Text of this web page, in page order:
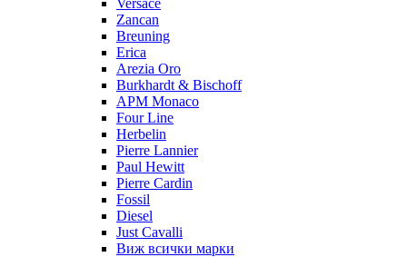
Zancan
Breuning
Erica
Arezia Oro
Burkhardt & Bischoff
APM Monaco
Four Line
Herbelin
Pierre Lannier
Paul Hewitt
Pierre Cardin
Fossil
Diesel
Just Cavalli
Виж всички марки